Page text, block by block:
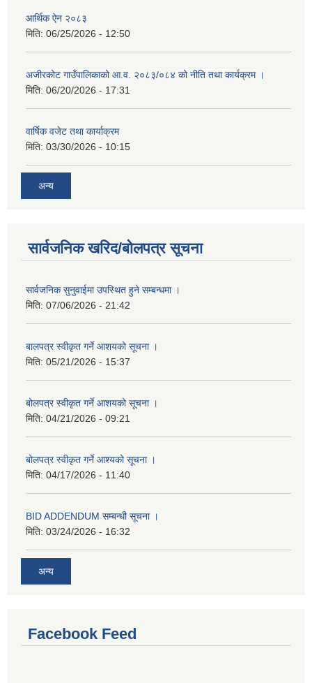
आर्थिक ऐन २०८३
मिति: 06/25/2026 - 12:50
अजीरकोट गाउँपालिकाको आ.व. २०८३/०८४ को नीति तथा कार्यक्रम ।
मिति: 06/20/2026 - 17:31
वार्षिक वजेट तथा कार्याक्रम
मिति: 03/30/2026 - 10:15
अन्य
सार्वजनिक खरिद/बोलपत्र सूचना
सार्वजनिक सुनुवाईमा उपस्थित हुने सम्बन्धमा ।
मिति: 07/06/2026 - 21:42
बालपत्र स्वीकृत गर्ने आशयको सूचना ।
मिति: 05/21/2026 - 15:37
बोलपत्र स्वीकृत गर्ने आशयको सूचना ।
मिति: 04/21/2026 - 09:21
बोलपत्र स्वीकृत गर्ने आश्यको सूचना ।
मिति: 04/17/2026 - 11:40
BID ADDENDUM सम्बन्धी सूचना ।
मिति: 03/24/2026 - 16:32
अन्य
Facebook Feed